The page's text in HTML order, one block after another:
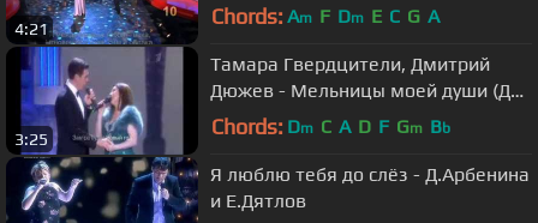
4:21 Chords: Am F Dm E C G A
3:25
Тамара Гвердцители, Дмитрий
Дюжев - Мельницы моей души (Две
звезды - 2014)
Chords: Dm C A D F Gm Bb
Я люблю тебя до слёз - Д.Арбенина
и Е.Дятлов